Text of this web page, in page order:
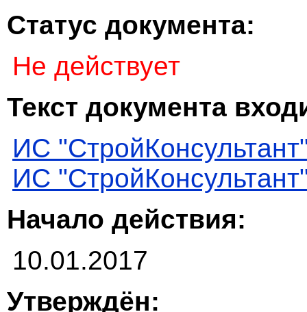
Статус документа:
Не действует
Текст документа
ИС
ИС
Начало действия:
10.01.2017
Утверждён: